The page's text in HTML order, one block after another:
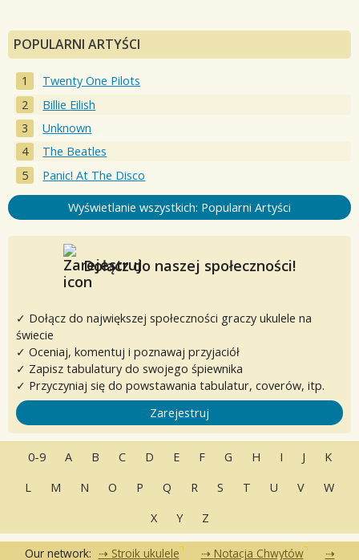
POPULARNI ARTYŚCI
Twenty One Pilots
Billie Eilish
Unknown
The Beatles
Panic! At The Disco
Wyświetlanie wszystkich: Popularni Artyści
Dołącz do naszej społeczności!
✓ Dołącz do największej społeczności graczy ukulele na
świecie
✓ Oceniaj, komentuj i poznawaj przyjaciół
✓ Zapisz tabulatury do swojego śpiewnika
✓ Przyczyniaj się do powstawania tabulatur, coverów, itp.
Zarejestruj
0-9 A B C D E F G H I J
K
L
M N O P Q R S T U V
W
X
Y Z
Our network: Stroik ukulele Notacja Chwytów